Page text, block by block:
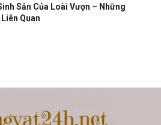
Sản Của Loài Vượn – Những
Quan